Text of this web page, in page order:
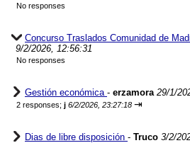
No responses
Concurso Traslados Comunidad de
9/2/2026, 12:56:31
No responses
Gestión económica - erzamora 29/1/
2 responses; j 6/2/2026, 23:27:18 ⇥
Dias de libre disposición - Truco 3/2/